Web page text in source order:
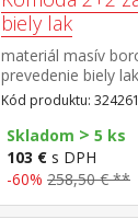
biely lak
materiál masív
prevedenie biely
zásuvky s
Kód produktu:
Skladom > 5 ks
103 € s DPH
-60% 258,50 € **